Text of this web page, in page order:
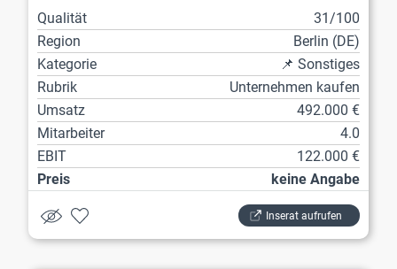
Qualität
31/100
Region
Berlin (DE)
Kategorie
📌 Sonstiges
Rubrik
Unternehmen kaufen
Umsatz
492.000 €
Mitarbeiter
4.0
EBIT
122.000 €
Preis
keine Angabe
Inserat aufrufen